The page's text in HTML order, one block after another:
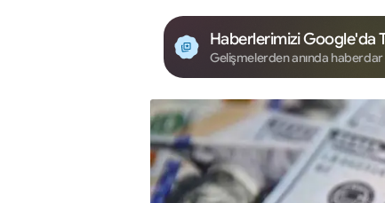
Haberlerimizi Google'da
Gelişmelerden anında haberdar